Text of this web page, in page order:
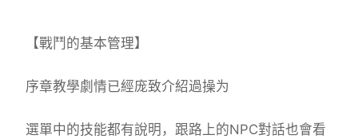
【戰鬥的基本管理】
序章教學劇情已經庞致介紹過操为
選單中的技能都有說明，跟路上的NPC對話也會看